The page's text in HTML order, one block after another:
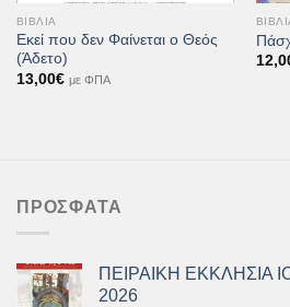
ΒΙΒΛΊΑ
Εκεί που δεν Φαίνεται ο Θεός
(Άδετο)
13,00€ με ΦΠΑ
ΠΡΌΣΦΑΤΑ
ΠΕΙΡΑΙΚΗ ΕΚΚΛΗΣΙΑ
2026